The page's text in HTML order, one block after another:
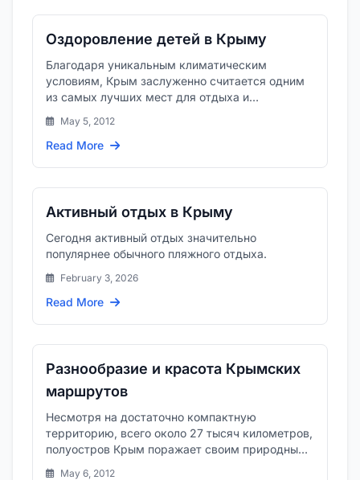
Оздоровление детей в Крыму
Благодаря уникальным климатическим
условиям, Крым заслуженно считается одним
из самых лучших мест для отдыха и
оздоровления.
May 5, 2012
Read More
Активный отдых в Крыму
Сегодня активный отдых значительно
популярнее обычного пляжного отдыха.
February 3, 2026
Read More
Разнообразие и красота Крымских
маршрутов
Несмотря на достаточно компактную
территорию, всего около 27 тысяч километров,
полуостров Крым поражает своим природным
разнообразием и сказочной крас...
May 6, 2012